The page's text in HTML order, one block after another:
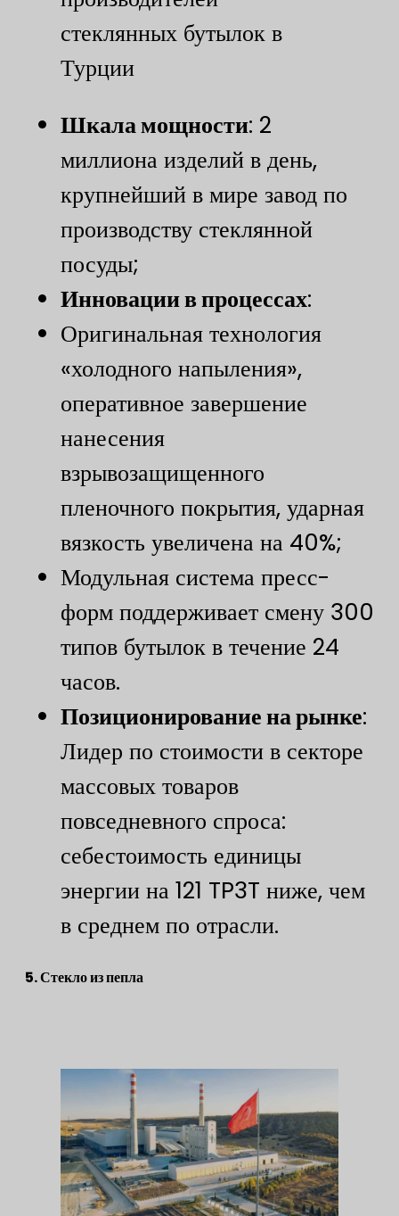
стеклянных бутылок в
Турции
​Шкала мощности​​: 2
миллиона изделий в день,
крупнейший в мире завод по
производству стеклянной
посуды;
​Инновации в процессах​​:
Оригинальная технология
«холодного напыления»,
оперативное завершение
нанесения
взрывозащищенного
пленочного покрытия, ударная
вязкость увеличена на 40%;
Модульная система пресс-
форм поддерживает смену 300
типов бутылок в течение 24
часов.
​Позиционирование на рынке​​:
Лидер по стоимости в секторе
массовых товаров
повседневного спроса:
себестоимость единицы
энергии на 121 TP3T ниже, чем
в среднем по отрасли.
5. Стекло из пепла